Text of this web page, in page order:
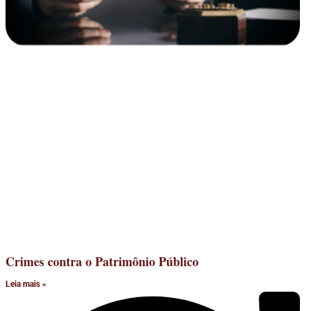
Crimes contra o Patrimônio Público
Leia mais »